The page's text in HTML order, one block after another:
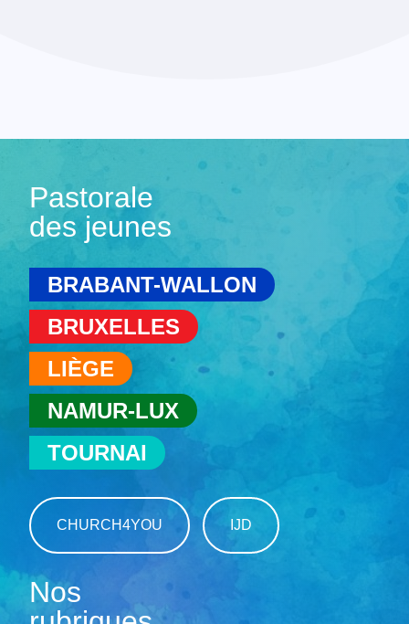
Pastorale
des jeunes
BRABANT-WALLON
BRUXELLES
LIÈGE
NAMUR-LUX
TOURNAI
CHURCH4YOU IJD
Nos